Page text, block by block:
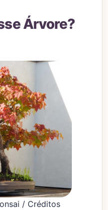
Árvore?
/ Créditos